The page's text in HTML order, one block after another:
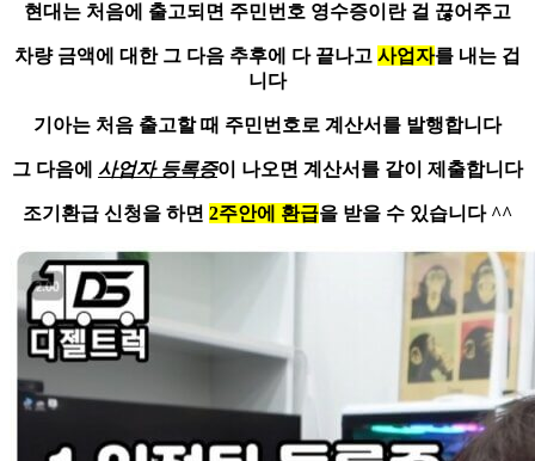
현대는 처음에 출고되면 주민번호 영수증이란 걸 끊어주고
차량 금액에 대한 그 다음 추후에 다 끝나고 사업자를 내는 겁
니다
기아는 처음 출고할 때 주민번호로 계산서를 발행합니다
그 다음에 사업자 등록증이 나오면 계산서를 같이 제출합니다
조기환급 신청을 하면 2주안에 환급을 받을 수 있습니다 ^^